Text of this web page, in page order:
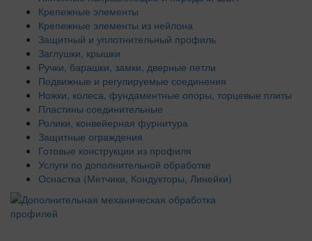
Крепежные элементы
Крепежные элементы из нейлона
Защитный и уплотнительный профиль
Заглушки, крышки
Ручки, барашки, замки, дверные петли
Подвижные и регулируемые соединения
Ножки, колеса, фундаментные опоры, торцевые плиты
Пластины соединительные
Ролики, конвейерная фурнитура
Защитные ограждения
Готовые конструкции из профиля
Услуги по дополнительной обработке
Оснастка (Метчики, Кондукторы, Линейки)